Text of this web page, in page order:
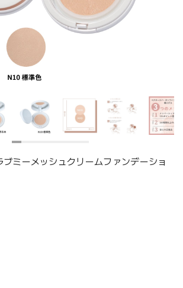
ミーメッシュクリームファンデーショ